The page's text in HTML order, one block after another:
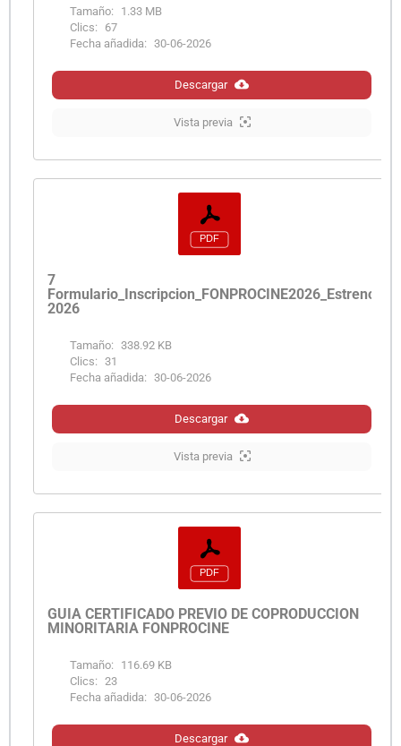
Tamaño:
1.33 MB
Clics:
67
Fecha añadida: 30-06-2026
Descargar
Vista previa
7
2026
Tamaño: 338.92 KB
Clics: 31
Fecha añadida: 30-06-2026
Descargar
Vista previa
GUÍA CERTIFICADO PREVIO DE COPRODUCCIÓN
MINORITARIA FONPROCINE
Tamaño:
116.69 KB
Clics: 23
Fecha añadida: 30-06-2026
Descargar